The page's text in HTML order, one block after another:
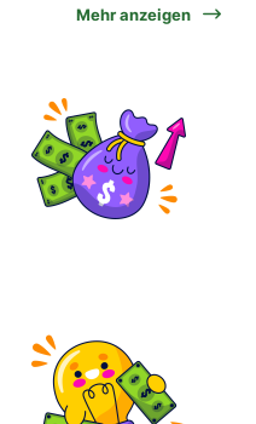
Mehr anzeigen